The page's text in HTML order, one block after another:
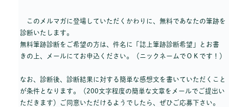
このメルマガに登場していただくかわりに、無料であなたの筆跡を
診断いたします。
無料筆跡診断をご希望の方は、件名に「誌上筆跡診断希望」とお書
きの上、メールにてお申込ください。（ニックネームでＯＫです！）
なお、診断後、診断結果に対する簡単な感想文を書いていただくこと
が条件となります。（200文字程度の簡単な文章をメールでご提出い
ただきます）ご同意いただけるようでしたら、ぜひご応募下さい。